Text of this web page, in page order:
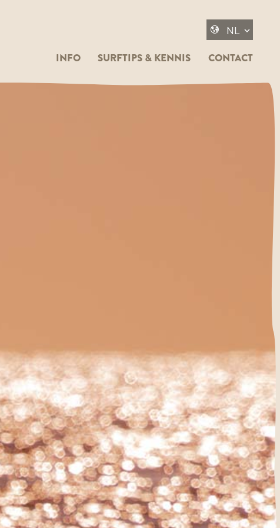
INFO SURFTIPS & KENNIS CONTACT